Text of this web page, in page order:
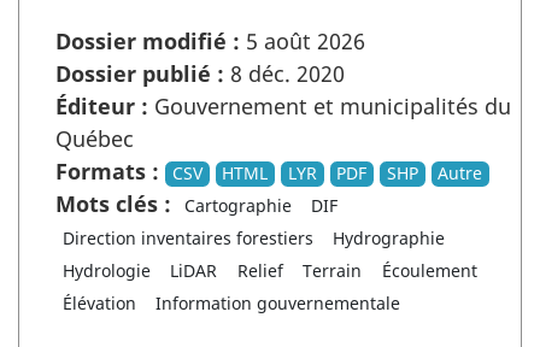
Dossier modifié : 5 août 2026
Dossier publié : 8 déc. 2020
Éditeur : Gouvernement et municipalités du
Québec
Formats :
CSV HTML LYR PDF SHP Autre
Mots clés : Cartographie
DIF
Direction inventaires forestiers
Hydrographie
Hydrologie
LiDAR Relief Terrain
Écoulement
Élévation
Information gouvernementale